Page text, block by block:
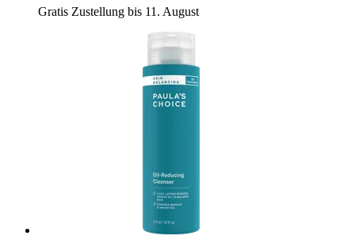
Gratis Zustellung bis 11. August